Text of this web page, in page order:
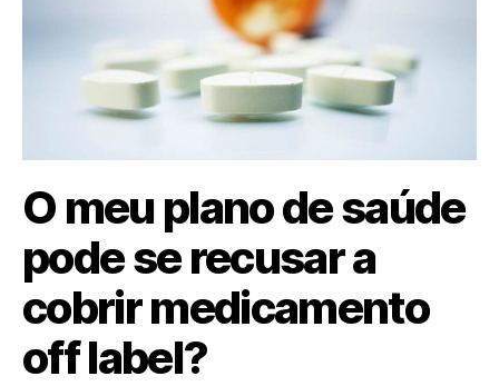
O meu plano de saúde
pode se recusar a
cobrir medicamento
off label?